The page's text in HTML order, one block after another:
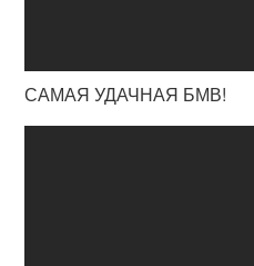
САМАЯ УДАЧНАЯ БМВ!